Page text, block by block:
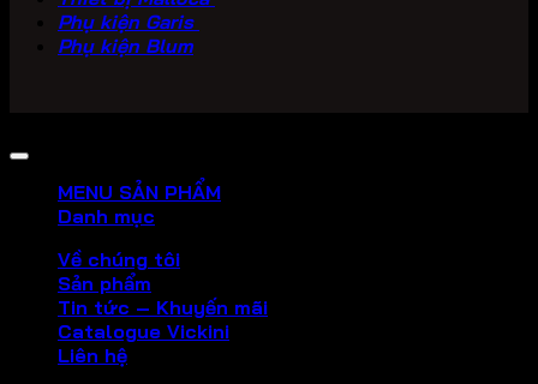
Phụ kiện Garis
Phụ kiện Blum
MENU SẢN PHẨM
Danh mục
Về chúng tôi
Sản phẩm
Tin tức – Khuyến mãi
Catalogue Vickini
Liên hệ